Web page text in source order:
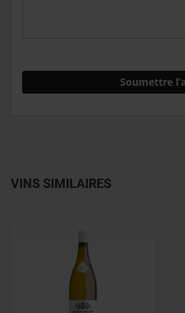
Soumettre
VINS SIMILAIRES